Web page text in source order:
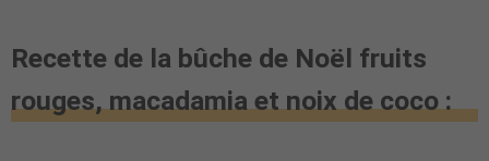
Recette de la bûche de Noël fruits
rouges, macadamia et noix de coco :